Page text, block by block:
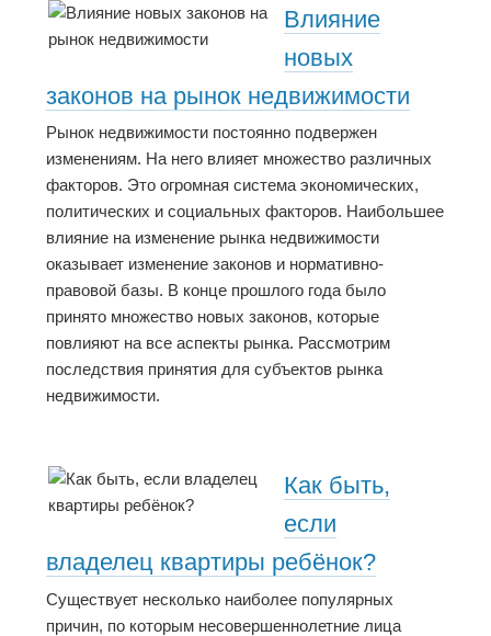
Влияние
новых
законов на рынок недвижимости
Рынок недвижимости постоянно подвержен
изменениям. На него влияет множество различных
факторов. Это огромная система экономических,
политических и социальных факторов. Наибольшее
влияние на изменение рынка недвижимости
оказывает изменение законов и нормативно-
правовой базы. В конце прошлого года было
принято множество новых законов, которые
повлияют на все аспекты рынка. Рассмотрим
последствия принятия для субъектов рынка
недвижимости.
Как быть,
если
владелец квартиры ребёнок?
Существует несколько наиболее популярных
причин, по которым несовершеннолетние лица